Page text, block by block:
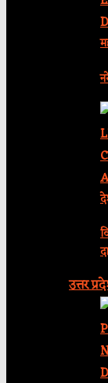
उत्तर